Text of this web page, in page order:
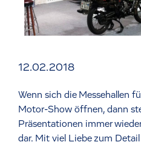
12.02.2018
Wenn sich die Messehallen
Motor-Show öffnen, dann
Präsentationen immer
dar. Mit viel Liebe zum